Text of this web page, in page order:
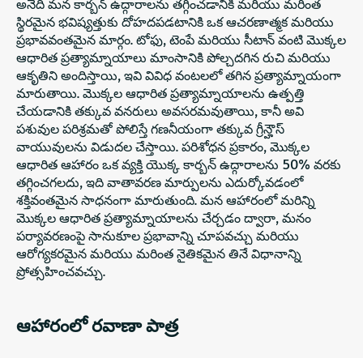
స్థిరమైన భవిష్యత్తుకు దోహదపడటానికి ఒక ఆచరణాత్మక మరియు
ప్రభావవంతమైన మార్గం. టోఫు, టెంపే మరియు సీటాన్ వంటి మొక్కల
ఆధారిత ప్రత్యామ్నాయాలు మాంసానికి పోల్చదగిన రుచి మరియు
ఆకృతిని అందిస్తాయి, ఇవి వివిధ వంటలలో తగిన ప్రత్యామ్నాయంగా
మారుతాయి. మొక్కల ఆధారిత ప్రత్యామ్నాయాలను ఉత్పత్తి
చేయడానికి తక్కువ వనరులు అవసరమవుతాయి, కానీ అవి
పశువుల పరిశ్రమతో పోలిస్తే గణనీయంగా తక్కువ గ్రీన్హౌస్
వాయువులను విడుదల చేస్తాయి. పరిశోధన ప్రకారం, మొక్కల
ఆధారిత ఆహారం ఒక వ్యక్తి యొక్క కార్బన్ ఉద్గారాలను 50% వరకు
తగ్గించగలదు, ఇది వాతావరణ మార్పులను ఎదుర్కోవడంలో
శక్తివంతమైన సాధనంగా మారుతుంది. మన ఆహారంలో మరిన్ని
మొక్కల ఆధారిత ప్రత్యామ్నాయాలను చేర్చడం ద్వారా, మనం
పర్యావరణంపై సానుకూల ప్రభావాన్ని చూపవచ్చు మరియు
ఆరోగ్యకరమైన మరియు మరింత నైతికమైన తినే విధానాన్ని
ప్రోత్సహించవచ్చు.
ఆహారంలో రవాణా పాత్ర